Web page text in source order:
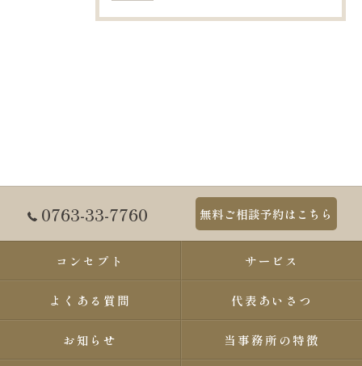
0763-33-7760 無料ご相談予約はこちら
コンセプト サービス
よくある質問 代表あいさつ
お知らせ 当事務所の特徴